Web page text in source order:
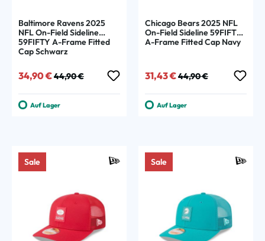
Baltimore Ravens 2025
NFL On-Field Sideline
59FIFTY A-Frame Fitted
Cap Schwarz
Verkaufspreis:
34,90 € Regulärer Preis:
44,90 €
Auf Lager
Chicago Bears 2025 NFL
On-Field Sideline 59FIFTY
A-Frame Fitted Cap Navy
Verkaufspreis:
31,43 € Regulärer Preis:
44,90 €
Auf Lager
Sale Sale